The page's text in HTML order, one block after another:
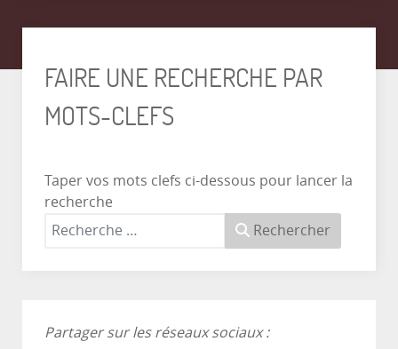
FAIRE UNE RECHERCHE PAR
MOTS-CLEFS
Taper vos mots clefs ci-dessous pour lancer la
recherche
Rechercher
Partager sur les réseaux sociaux :